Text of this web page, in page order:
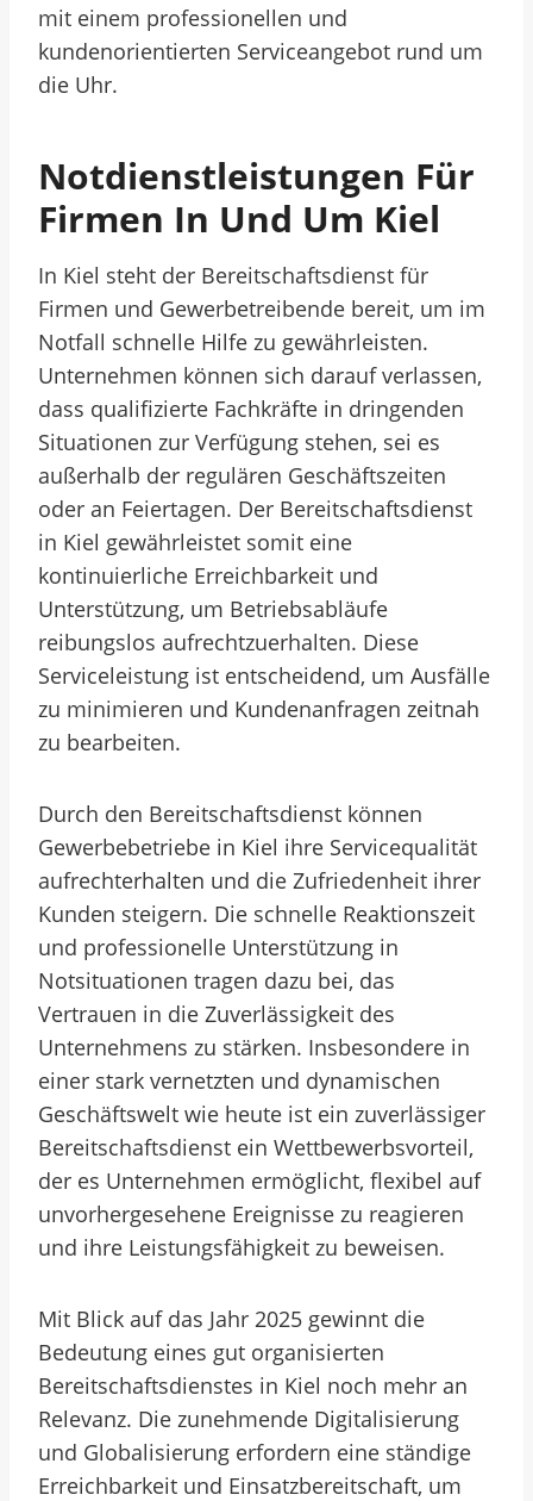
mit einem professionellen und
kundenorientierten Serviceangebot rund um
die Uhr.
Notdienstleistungen Für
Firmen In Und Um Kiel
In Kiel steht der Bereitschaftsdienst für
Firmen und Gewerbetreibende bereit, um im
Notfall schnelle Hilfe zu gewährleisten.
Unternehmen können sich darauf verlassen,
dass qualifizierte Fachkräfte in dringenden
Situationen zur Verfügung stehen, sei es
außerhalb der regulären Geschäftszeiten
oder an Feiertagen. Der Bereitschaftsdienst
in Kiel gewährleistet somit eine
kontinuierliche Erreichbarkeit und
Unterstützung, um Betriebsabläufe
reibungslos aufrechtzuerhalten. Diese
Serviceleistung ist entscheidend, um Ausfälle
zu minimieren und Kundenanfragen zeitnah
zu bearbeiten.
Durch den Bereitschaftsdienst können
Gewerbebetriebe in Kiel ihre Servicequalität
aufrechterhalten und die Zufriedenheit ihrer
Kunden steigern. Die schnelle Reaktionszeit
und professionelle Unterstützung in
Notsituationen tragen dazu bei, das
Vertrauen in die Zuverlässigkeit des
Unternehmens zu stärken. Insbesondere in
einer stark vernetzten und dynamischen
Geschäftswelt wie heute ist ein zuverlässiger
Bereitschaftsdienst ein Wettbewerbsvorteil,
der es Unternehmen ermöglicht, flexibel auf
unvorhergesehene Ereignisse zu reagieren
und ihre Leistungsfähigkeit zu beweisen.
Mit Blick auf das Jahr 2025 gewinnt die
Bedeutung eines gut organisierten
Bereitschaftsdienstes in Kiel noch mehr an
Relevanz. Die zunehmende Digitalisierung
und Globalisierung erfordern eine ständige
Erreichbarkeit und Einsatzbereitschaft, um